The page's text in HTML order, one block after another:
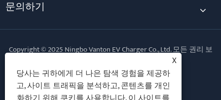
문의하기
Copyright © 2025 Ningbo Vanton EV Charger Co., Ltd. 모든 권리 보
Follow Us
X
당사는 귀하에게 더 나은 탐색 경험을 제공하
고, 사이트 트래픽을 분석하고, 콘텐츠를 개인